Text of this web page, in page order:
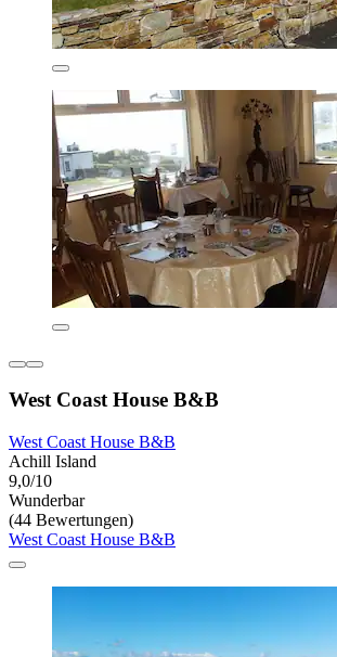
West Coast House B&B
West Coast House B&B
Achill Island
9,0/10
Wunderbar
(44 Bewertungen)
West Coast House B&B